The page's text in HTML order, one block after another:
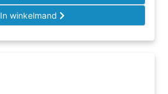
In winkelmand